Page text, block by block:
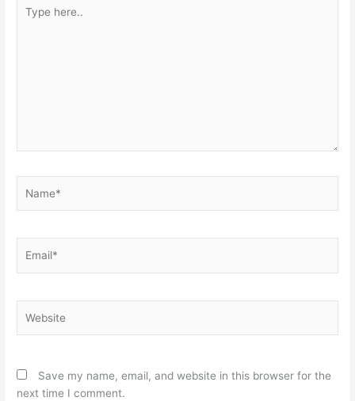
here..
Save my name, email, and website in this browser for the
next time I comment.